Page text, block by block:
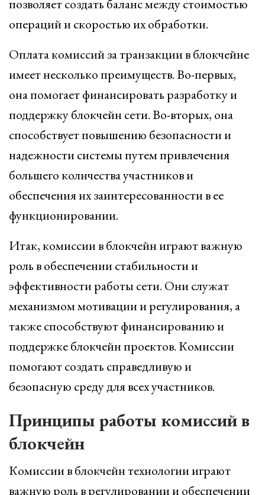
позволяет создать баланс между стоимостью
операций и скоростью их обработки.
Оплата комиссий за транзакции в блокчейне
имеет несколько преимуществ. Во-первых,
она помогает финансировать разработку и
поддержку блокчейн сети. Во-вторых, она
способствует повышению безопасности и
надежности системы путем привлечения
большего количества участников и
обеспечения их заинтересованности в ее
функционировании.
Итак, комиссии в блокчейн играют важную
роль в обеспечении стабильности и
эффективности работы сети. Они служат
механизмом мотивации и регулирования, а
также способствуют финансированию и
поддержке блокчейн проектов. Комиссии
помогают создать справедливую и
безопасную среду для всех участников.
Принципы работы комиссий в
блокчейн
Комиссии в блокчейн технологии играют
важную роль в регулировании и обеспечении